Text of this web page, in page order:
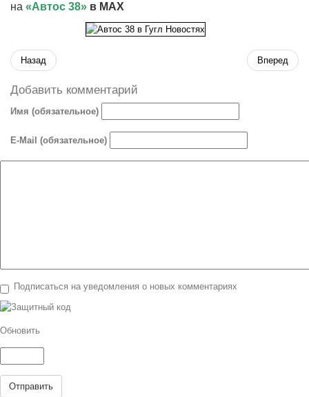
на «Автос 38» в MAX
Назад Вперед
Добавить комментарий
Имя (обязательное)
E-Mail (обязательное)
Подписаться на уведомления о новых комментариях
Обновить
Отправить